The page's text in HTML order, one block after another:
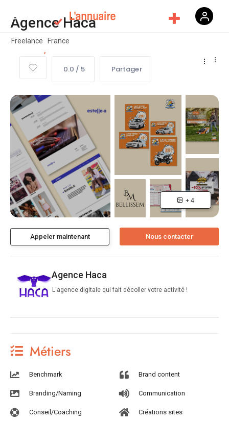
Agence Haca
Freelance
,
France
0.0 / 5 Partager
+ 4
Appeler maintenant
Agence Haca
L'agence digitale qui fait décoller votre activité !
Métiers
Benchmark Brand content
Branding/Naming Communication
Conseil/Coaching Créations sites